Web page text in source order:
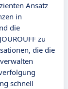
Ansatz
in
die
zu
die die
schnell